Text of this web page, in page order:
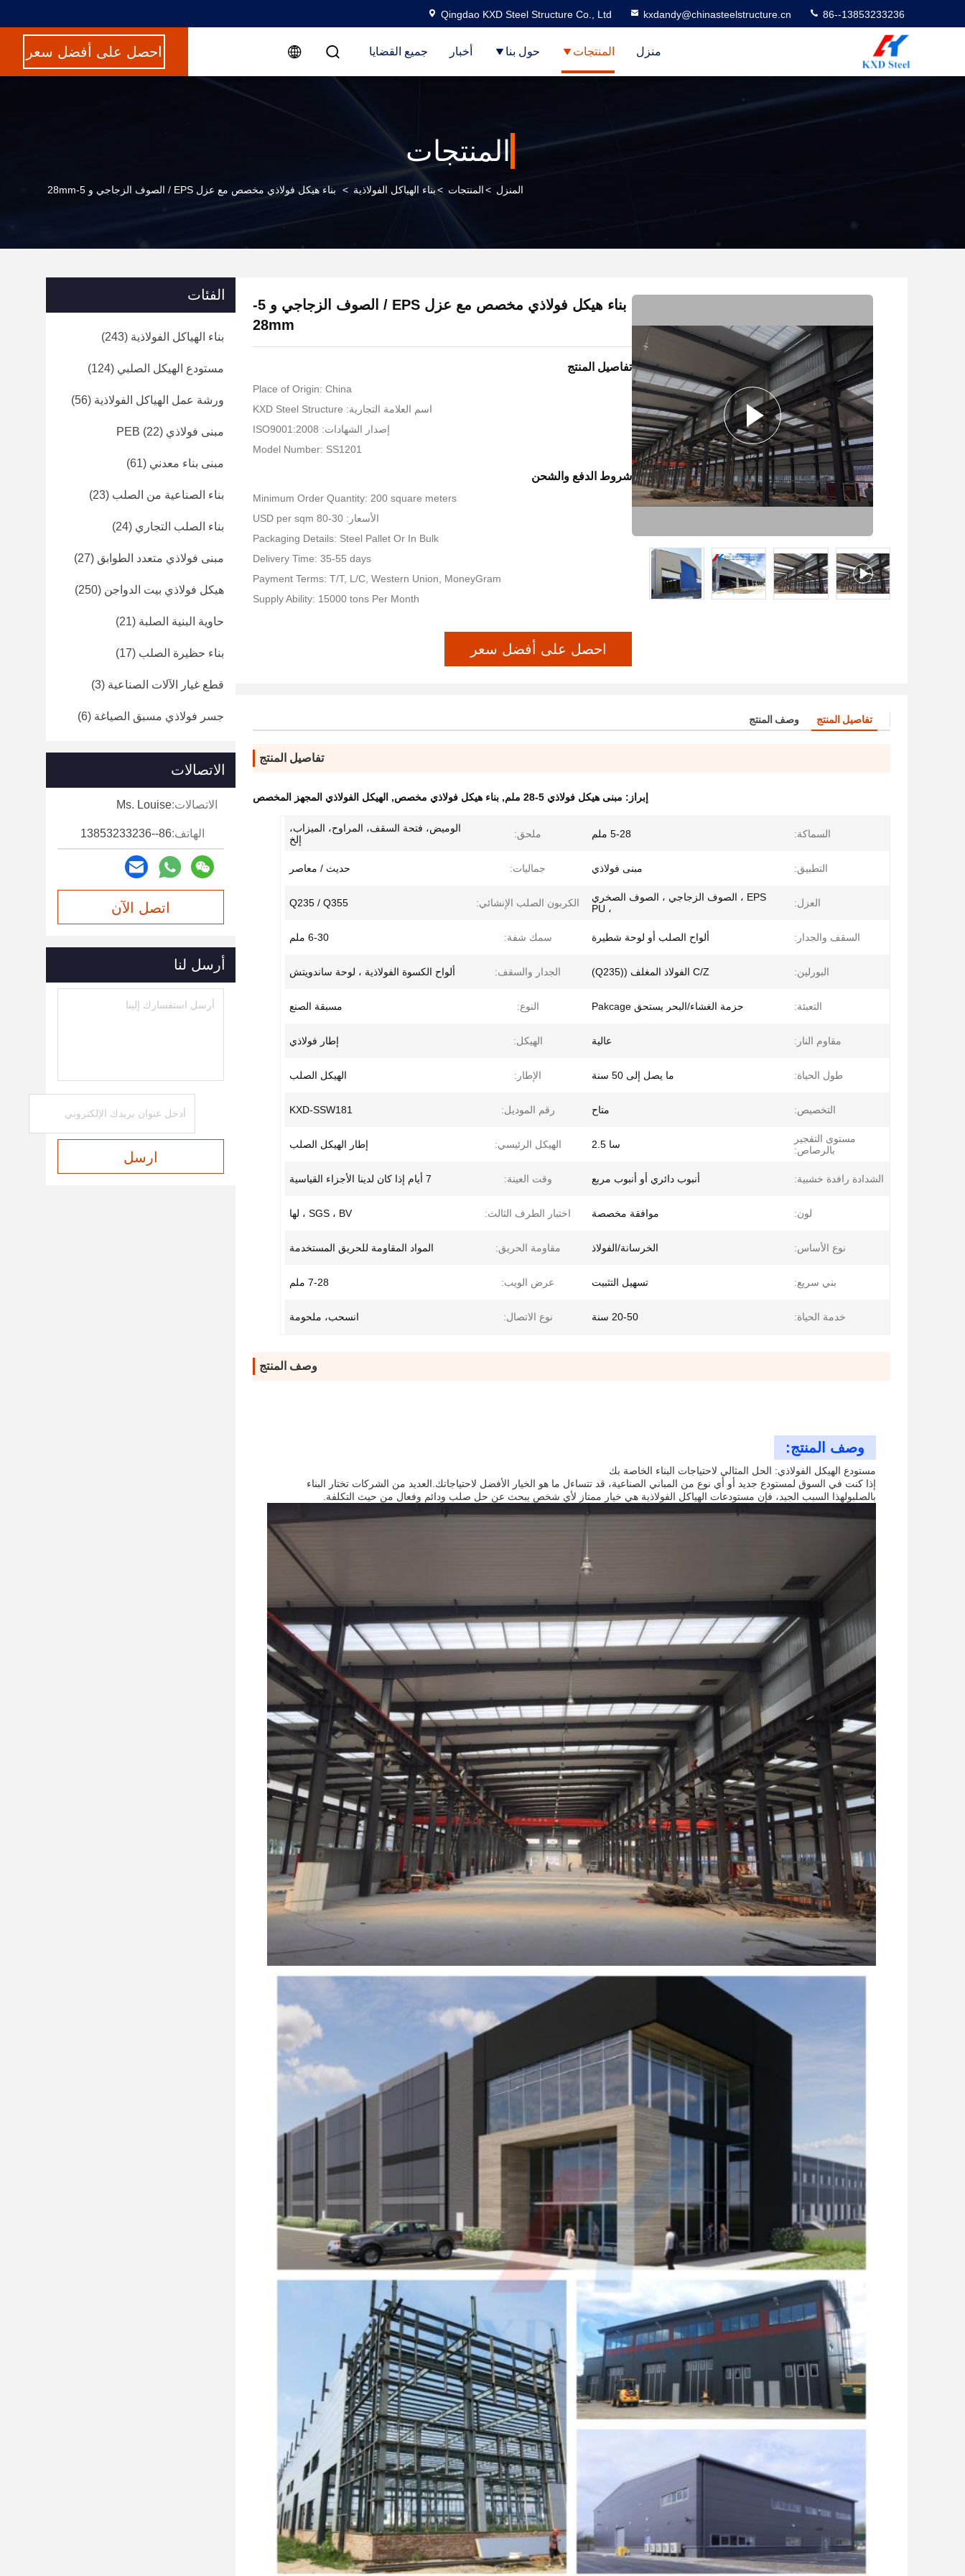
Qingdao KXD Steel Structure Co., Ltd kxdandy@chinasteelstructure.cn 86--13853233236
منزل المنتجات حول بنا أخبار جميع القضايا احصل على أفضل سعر
المنتجات
المنزل >المنتجات >بناء الهياكل الفولاذية > بناء هيكل فولاذي مخصص مع عزل EPS / الصوف الزجاجي و 5-28mm
بناء هيكل فولاذي مخصص مع عزل EPS / الصوف الزجاجي و 5-
28mm
تفاصيل المنتج
Place of Origin: China
اسم العلامة التجارية: KXD Steel Structure
إصدار الشهادات: ISO9001:2008
Model Number: SS1201
شروط الدفع والشحن
Minimum Order Quantity: 200 square meters
الأسعار: 30-80 USD per sqm
Packaging Details: Steel Pallet Or In Bulk
Delivery Time: 35-55 days
Payment Terms: T/T, L/C, Western Union, MoneyGram
Supply Ability: 15000 tons Per Month
احصل على أفضل سعر
تفاصيل المنتج وصف المنتج
تفاصيل المنتج
إبراز: مبنى هيكل فولاذي 5-28 ملم , بناء هيكل فولاذي مخصص, الهيكل الفولاذي المجهز المخصص
السماكة: 5-28 ملم ملحق:
الوميض، فتحة السقف، المراوح، الميزاب،
إلخ
التطبيق: مبنى فولاذي جماليات: حديث / معاصر
العزل:
EPS ، الصوف الزجاجي ، الصوف الصخري
، PU
الكربون الصلب الإنشائي: Q235 / Q355
السقف والجدار: ألواح الصلب أو لوحة شطيرة سمك شفة: 6-30 ملم
البورلين: C/Z الفولاذ المغلف ((Q235) الجدار والسقف: ألواح الكسوة الفولاذية ، لوحة ساندويتش
التعبئة: حزمة الغشاء/البحر يستحق Pakcage النوع: مسبقة الصنع
مقاوم النار: عالية الهيكل: إطار فولاذي
طول الحياة: ما يصل إلى 50 سنة الإطار: الهيكل الصلب
التخصيص: متاح رقم الموديل: KXD-SSW181
مستوى التفجير
بالرصاص:
سا 2.5 الهيكل الرئيسي: إطار الهيكل الصلب
الشدادة رافدة خشبية: أنبوب دائري أو أنبوب مربع وقت العينة: 7 أيام إذا كان لدينا الأجزاء القياسية
لون: موافقة مخصصة اختبار الطرف الثالث: SGS ، BV ، لها
نوع الأساس: الخرسانة/الفولاذ مقاومة الحريق: المواد المقاومة للحريق المستخدمة
بني سريع: تسهيل التثبيت عرض الويب: 7-28 ملم
خدمة الحياة: 20-50 سنة نوع الاتصال: انسحب، ملحومة
وصف المنتج
وصف المنتج:
مستودع الهيكل الفولاذي: الحل المثالي لاحتياجات البناء الخاصة بك
إذا كنت في السوق لمستودع جديد أو أي نوع من المباني الصناعية، قد تتساءل ما هو الخيار الأفضل لاحتياجاتك.العديد من الشركات تختار البناء
بالصلبولهذا السبب الجيد، فإن مستودعات الهياكل الفولاذية هي خيار ممتاز لأي شخص يبحث عن حل صلب ودائم وفعال من حيث التكلفة.
الفئات
بناء الهياكل الفولاذية (243)
مستودع الهيكل الصلبي (124)
ورشة عمل الهياكل الفولاذية (56)
مبنى فولاذي PEB (22)
مبنى بناء معدني (61)
بناء الصناعية من الصلب (23)
بناء الصلب التجاري (24)
مبنى فولاذي متعدد الطوابق (27)
هيكل فولاذي بيت الدواجن (250)
حاوية البنية الصلبة (21)
بناء حظيرة الصلب (17)
قطع غيار الآلات الصناعية (3)
جسر فولاذي مسبق الصياغة (6)
الاتصالات
الاتصالات:Ms. Louise
الهاتف:86--13853233236
اتصل الآن
أرسل لنا
ارسل